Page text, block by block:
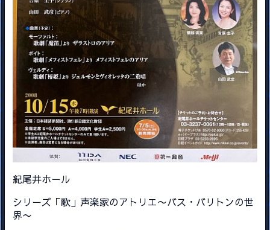
紀尾井ホール
シリーズ「歌」声楽家のアトリエ〜バス・バリトンの世
界〜